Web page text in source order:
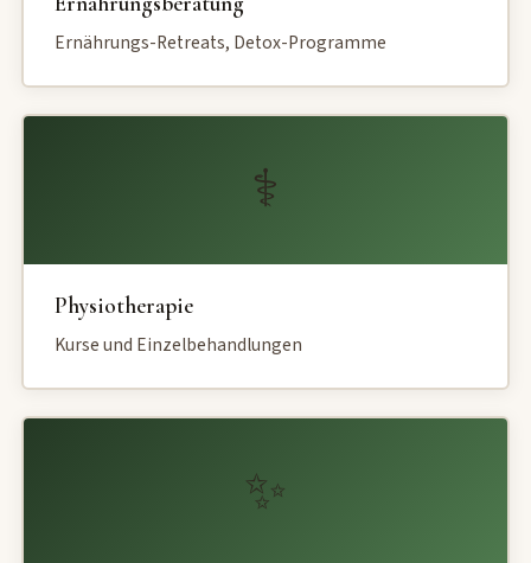
Ernährungs-Retreats, Detox-Programme
⚕
Physiotherapie
Kurse und Einzelbehandlungen
✨